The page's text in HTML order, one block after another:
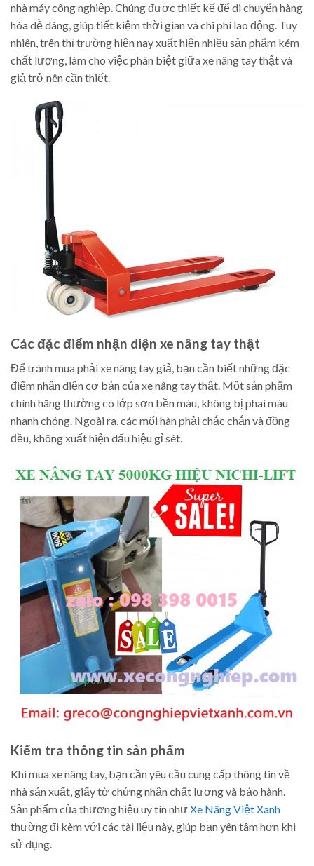
nhà máy công nghiệp. Chúng được thiết kế để di chuyển hàng
hóa dễ dàng, giúp tiết kiệm thời gian và chi phí lao động. Tuy
nhiên, trên thị trường hiện nay xuất hiện nhiều sản phẩm kém
chất lượng, làm cho việc phân biệt giữa xe nâng tay thật và
giả trở nên cần thiết.
Các đặc điểm nhận diện xe nâng tay thật
Để tránh mua phải xe nâng tay giả, bạn cần biết những đặc
điểm nhận diện cơ bản của xe nâng tay thật. Một sản phẩm
chính hãng thường có lớp sơn bền màu, không bị phai màu
nhanh chóng. Ngoài ra, các mối hàn phải chắc chắn và đồng
đều, không xuất hiện dấu hiệu gỉ sét.
Kiểm tra thông tin sản phẩm
Khi mua xe nâng tay, bạn cần yêu cầu cung cấp thông tin về
nhà sản xuất, giấy tờ chứng nhận chất lượng và bảo hành.
Sản phẩm của thương hiệu uy tín nhưXe Nâng Việt Xanh
thường đi kèm với các tài liệu này, giúp bạn yên tâm hơn khi
sử dụng.